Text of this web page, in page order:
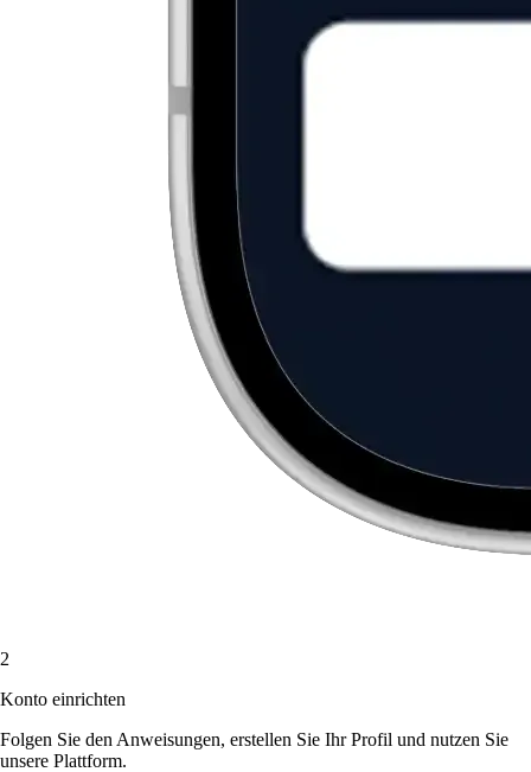
2
Konto einrichten
Folgen Sie den Anweisungen, erstellen Sie Ihr Profil und nutzen Sie
unsere Plattform.